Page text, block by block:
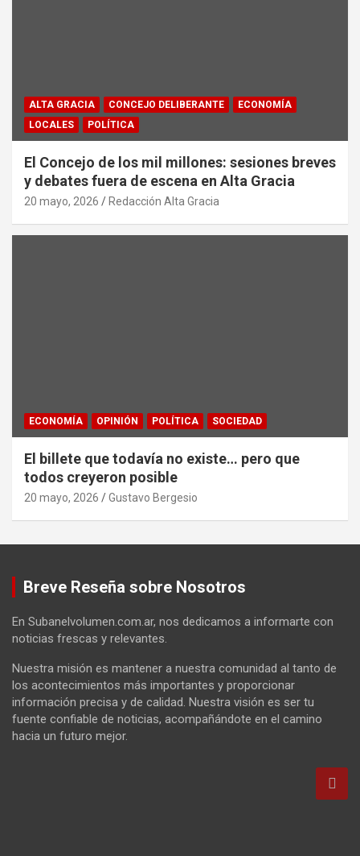
ALTA GRACIA CONCEJO DELIBERANTE
ECONOMÍA
LOCALES
POLÍTICA
El Concejo de los mil millones: sesiones breves
y debates fuera de escena en Alta Gracia
20 mayo, 2026 Redacción Alta Gracia
ECONOMÍA OPINIÓN POLÍTICA SOCIEDAD
El billete que todavía no existe… pero que
todos creyeron posible
20 mayo, 2026 Gustavo Bergesio
Breve Reseña sobre Nosotros
En Subanelvolumen.com.ar, nos dedicamos a informarte con
noticias frescas y relevantes.
Nuestra misión es mantener a nuestra comunidad al tanto de
los acontecimientos más importantes y proporcionar
información precisa y de calidad. Nuestra visión es ser tu
fuente confiable de noticias, acompañándote en el camino
hacia un futuro mejor.